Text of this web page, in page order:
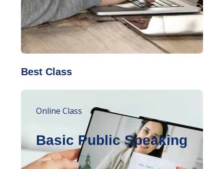
Best Class
Online Class
Basic Public Speaking